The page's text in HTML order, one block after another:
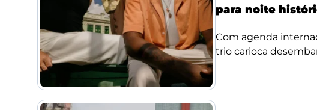
para noite
Com agenda
trio carioca